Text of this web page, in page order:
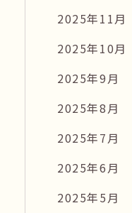
2025年11月
2025年10月
2025年9月
2025年8月
2025年7月
2025年6月
2025年5月